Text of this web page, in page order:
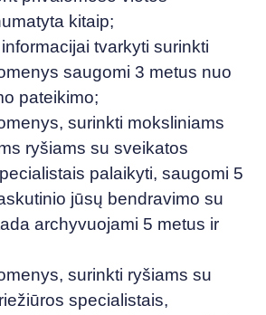
kitaip;
tvarkyti surinkti
saugomi 3 metus nuo
pateikimo;
surinkti moksliniams
ryšiams su sveikatos
palaikyti, saugomi 5
jūsų bendravimo su
archyvuojami 5 metus ir
surinkti ryšiams su
specialistais,